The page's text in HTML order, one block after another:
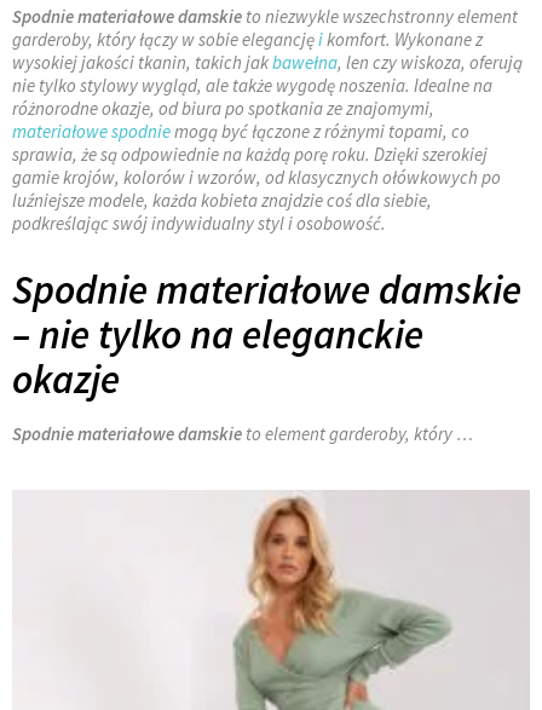
Spodnie materiałowe damskie to niezwykle wszechstronny element
garderoby, który łączy w sobie elegancjęikomfort. Wykonane z
wysokiej jakości tkanin, takich jakbawełna, len czy wiskoza, oferują
nie tylko stylowy wygląd, ale także wygodę noszenia. Idealne na
różnorodne okazje, od biura po spotkania ze znajomymi,
materiałowe spodniemogą być łączone z różnymi topami, co
sprawia, że są odpowiednie na każdą porę roku. Dzięki szerokiej
gamie krojów, kolorów i wzorów, od klasycznych ołówkowych po
luźniejsze modele, każda kobieta znajdzie coś dla siebie,
podkreślając swój indywidualny styl i osobowość.
Spodnie materiałowe damskie
– nie tylko na eleganckie
okazje
Spodnie materiałowe damskie to element garderoby, który …